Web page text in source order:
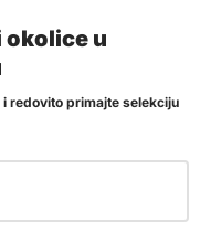
okolice u
redovito primajte selekciju